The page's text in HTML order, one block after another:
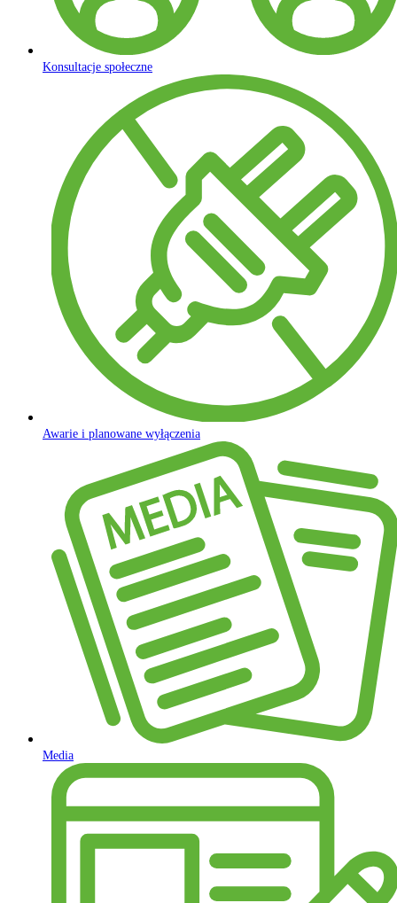
Konsultacje społeczne
Awarie i planowane wyłączenia
Media